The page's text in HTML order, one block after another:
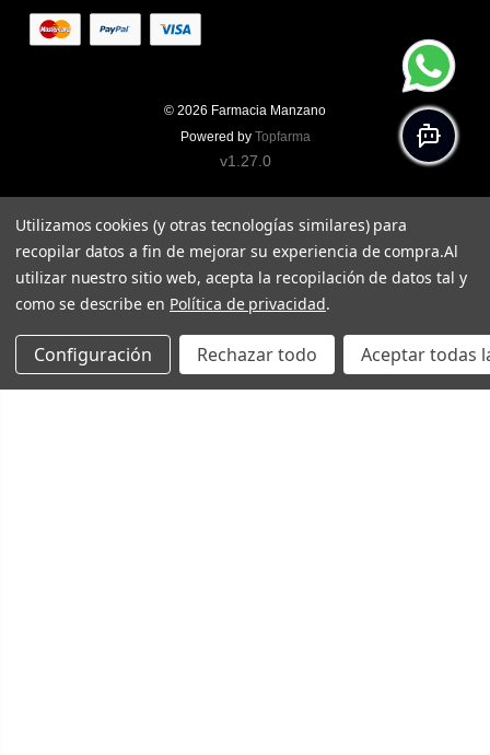
© 2026 Farmacia Manzano
Powered by Topfarma
v1.27.0
Utilizamos cookies (y otras tecnologías similares) para
recopilar datos a fin de mejorar su experiencia de compra.Al
utilizar nuestro sitio web, acepta la recopilación de datos tal y
como se describe en Política de privacidad.
Configuración Rechazar todo Aceptar todas